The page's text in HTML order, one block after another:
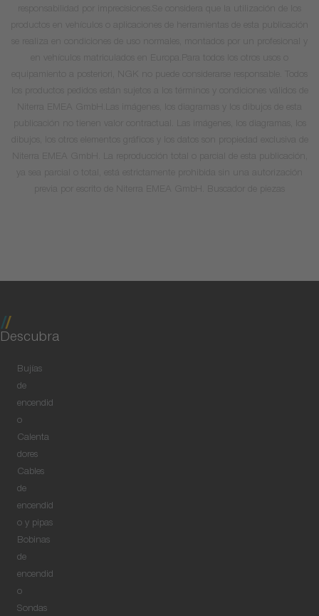
Descubra
Bujías
de
encendid
o
Calenta
dores
Cables
de
encendid
o y pipas
Bobinas
de
encendid
o
Sondas